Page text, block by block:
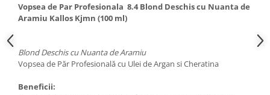
Oja si lac de unghii
Accesorii manichiura & pedichiura
Scutece adulti
Seturi cadou
Vopsea de Par Profesionala 8.4 Blond Deschis cu Nuanta de
Aramiu Kallos Kjmn (100 ml)
Blond Deschis cu Nuanta de Aramiu
Vopsea de Păr Profesională cu Ulei de Argan si Cheratina
Beneficii: